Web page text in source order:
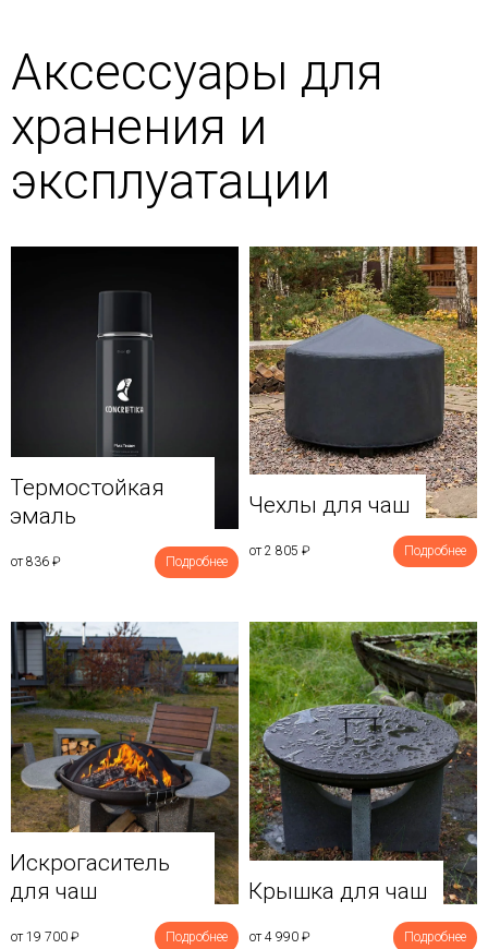
Аксессуары для
хранения и
эксплуатации
Термостойкая
эмаль
от 836 ₽ Подробнее
Чехлы для чаш
от 2 805 ₽ Подробнее
Искрогаситель
для чаш
от 19 700 ₽ Подробнее
Крышка для чаш
от 4 990 ₽ Подробнее